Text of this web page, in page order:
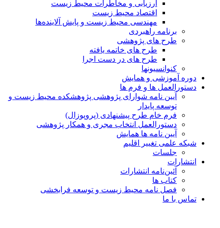
ارزیابی و مخاطرات محیط زیست
اقتصاد محیط زیست
مهندسی محیط زیست و پایش آلاینده‌ها
برنامه راهبردی
طرح های پژوهشی
طرح های خاتمه یافته
طرح های در دست اجرا
کنوانسیونها
دوره آموزشی و همایش
دستورالعمل ها و فرم ها
آیین نامه شوارای پژوهشی پژوهشکده محیط زیست و
توسعه پایدار
فرم خام طرح پیشنهادی (پروپوزال)
دستورالعمل انتخاب مجری و همکار پژوهشی
آیین نامه ها همایش
شبکه علمی تغییر اقلیم
جلسات
انتشارات
آئین‌نامه انتشارات
کتاب ها
فصل نامه محیط زیست و توسعه فرابخشی
تماس با ما